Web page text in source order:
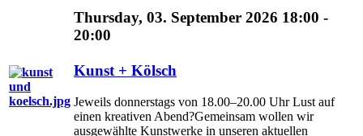
Thursday, 03. September 2026 18:00 -
20:00
Kunst + Kölsch
Jeweils donnerstags von 18.00–20.00 Uhr Lust auf
einen kreativen Abend?Gemeinsam wollen wir
ausgewählte Kunstwerke in unseren aktuellen